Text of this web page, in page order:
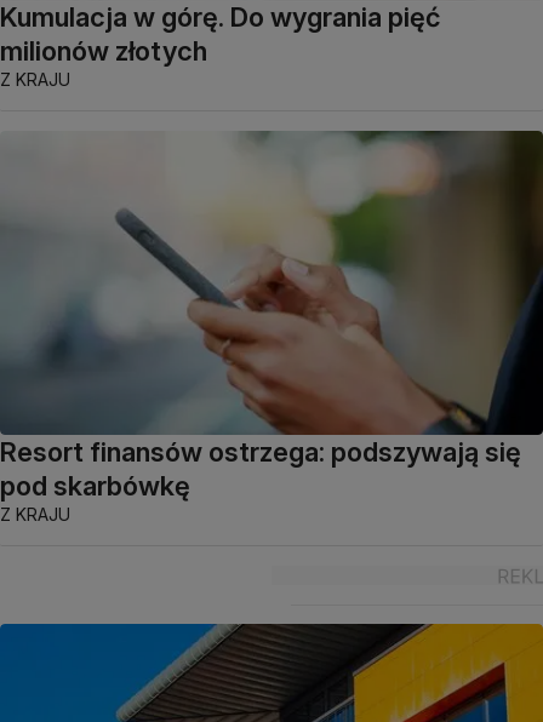
Kumulacja w górę. Do wygrania pięć
milionów złotych
Z KRAJU
Resort finansów ostrzega: podszywają się
pod skarbówkę
Z KRAJU